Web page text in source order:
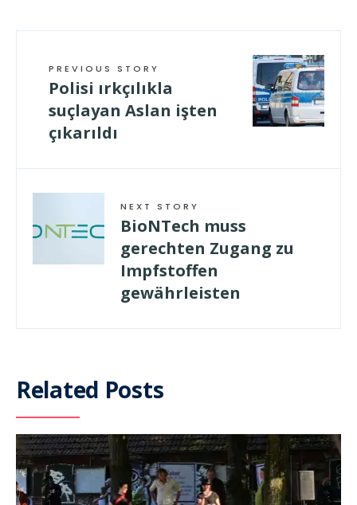
PREVIOUS STORY
Polisi ırkçılıkla
suçlayan Aslan işten
çıkarıldı
NEXT STORY
BioNTech muss
gerechten Zugang zu
Impfstoffen
gewährleisten
Related Posts